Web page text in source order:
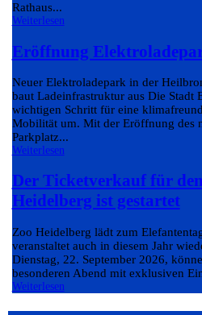
Rathaus...
Weiterlesen
Eröffnung
Neuer Elektroladepark in der
baut Ladeinfrastruktur aus Die Stadt
wichtigen Schritt für eine
Mobilität um. Mit der Eröffnung des
Parkplatz...
Weiterlesen
Der Ticketverkauf für
Heidelberg ist gestartet
Zoo Heidelberg lädt zum
veranstaltet auch in diesem Jahr
Dienstag, 22. September 2026,
besonderen Abend mit exklusiven
Weiterlesen